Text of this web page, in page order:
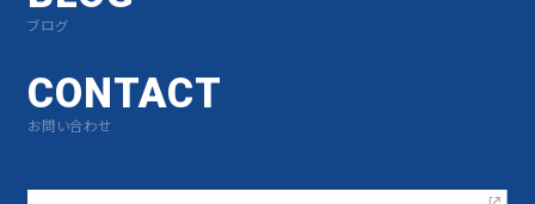
ブログ
CONTACT
お問い合わせ